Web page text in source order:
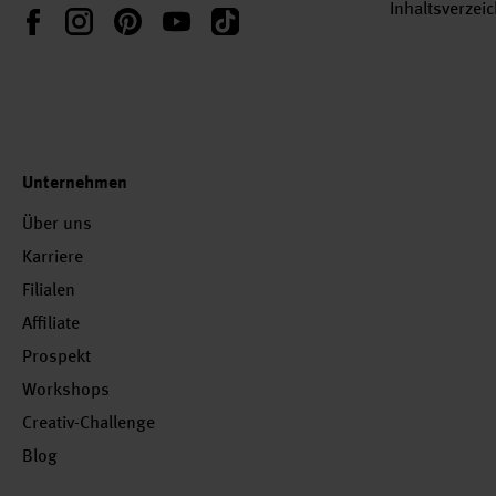
FacebookInstagramPinterestYouTubeTikTok
Unternehmen
Über uns
Karriere
Filialen
Affiliate
Prospekt
Workshops
Creativ-Challenge
Blog